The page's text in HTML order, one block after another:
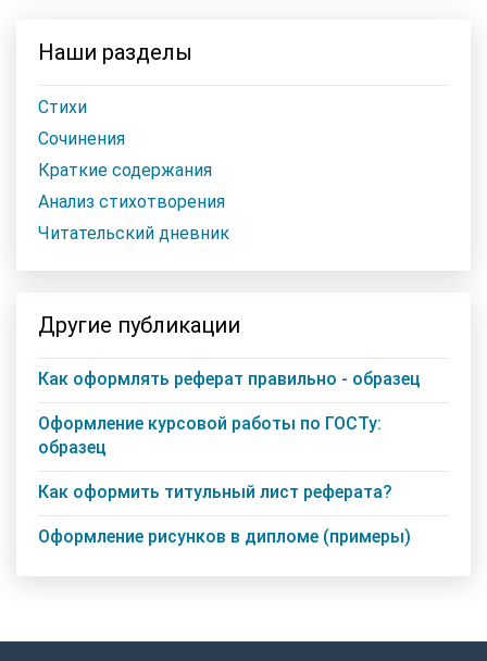
Наши разделы
Стихи
Сочинения
Краткие содержания
Анализ стихотворения
Читательский дневник
Другие публикации
Как оформлять реферат правильно - образец
Оформление курсовой работы по ГОСТу:
образец
Как оформить титульный лист реферата?
Оформление рисунков в дипломе (примеры)